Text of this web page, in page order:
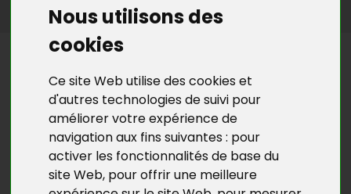
Nous utilisons des
cookies
Ce site Web utilise des cookies et
d'autres technologies de suivi pour
améliorer votre expérience de
navigation aux fins suivantes : pour
activer les fonctionnalités de base du
site Web, pour offrir une meilleure
ACCUEIL> NOS FORMATIONS ET ATELIERS
COMPTABILITÉ / JURIDIQUE / MANAGEMENT
NOS FORMATIONS ET
ATELIERS
FORMATIONS COMPTABILITÉ /
JURIDIQUE / MANAGEMENT
S'INITIER À LA COMPTABILITÉ ET À LA GESTION